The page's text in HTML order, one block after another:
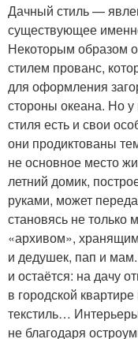
Дачный стиль —
существующее
Некоторым образом
стилем прованс,
для оформления
стороны океана. Но у
стиля есть и свои
они продиктованы
не основное место
летний домик,
руками, может
становясь не только
«архивом»,
и дедушек, пап и
и остаётся: на дачу
в городской
текстиль…
не благодаря